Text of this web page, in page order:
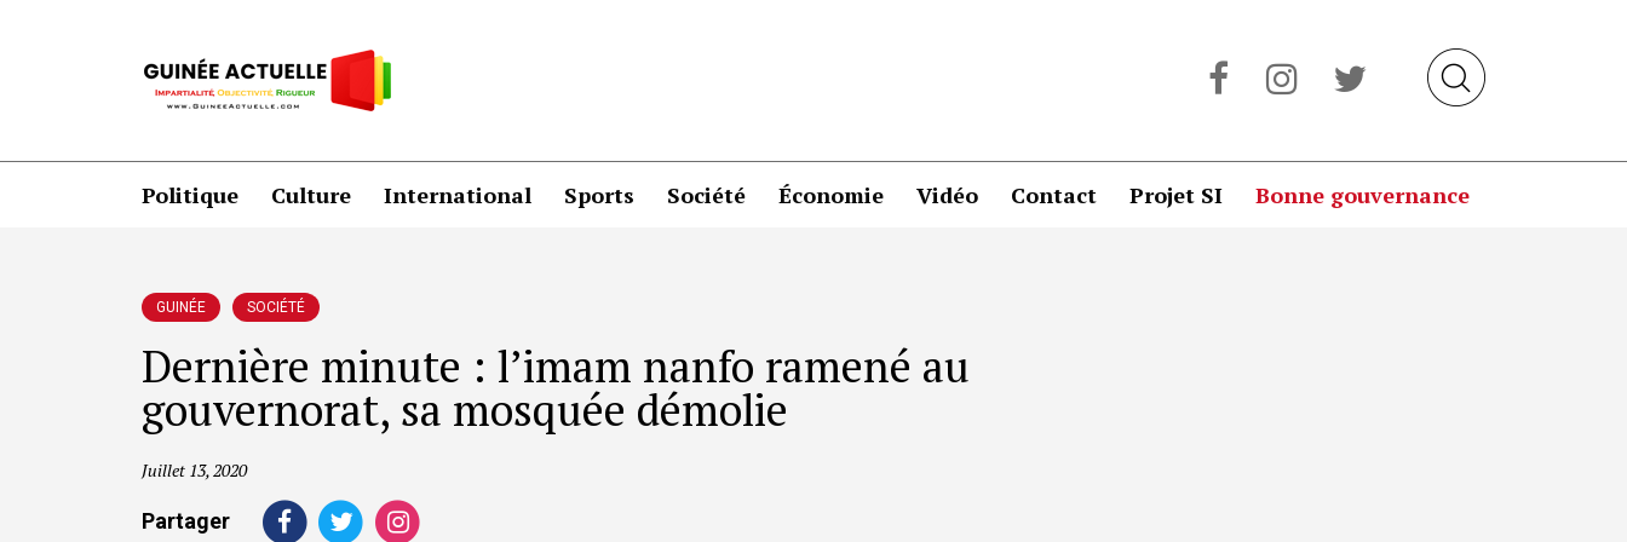
Politique Culture International Sports Société Économie Vidéo Contact Projet SI Bonne gouvernance
GUINÉE SOCIÉTÉ
Dernière minute : l’imam nanfo ramené au
gouvernorat, sa mosquée démolie
Juillet 13, 2020
Partager